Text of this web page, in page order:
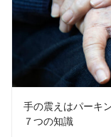
手の震えはパーキ
７つの知識